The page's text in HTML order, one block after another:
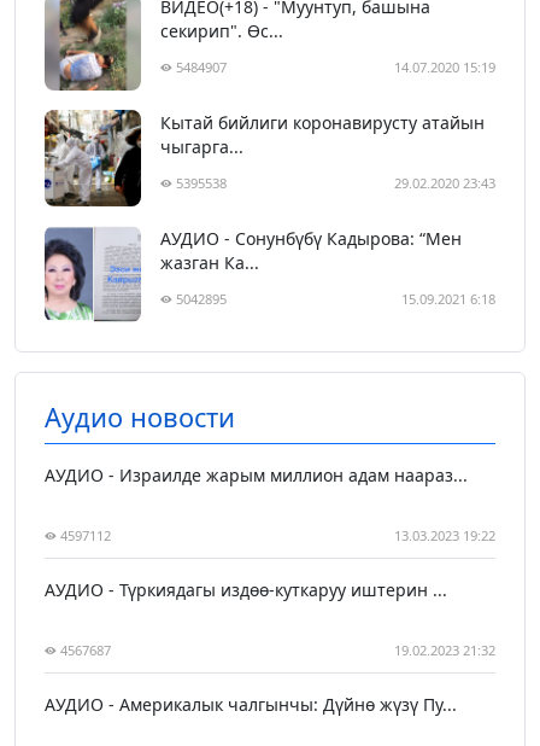
ВИДЕО(+18) - "Муунтуп, башына
секирип". Өс...
5484907 14.07.2020 15:19
Кытай бийлиги коронавирусту атайын
чыгарга...
5395538 29.02.2020 23:43
АУДИО - Сонунбүбү Кадырова: “Мен
жазган Ка...
5042895 15.09.2021 6:18
Аудио новости
АУДИО - Израилде жарым миллион адам наараз...
4597112 13.03.2023 19:22
АУДИО - Түркиядагы издөө-куткаруу иштерин ...
4567687 19.02.2023 21:32
АУДИО - Америкалык чалгынчы: Дүйнө жүзү Пу...